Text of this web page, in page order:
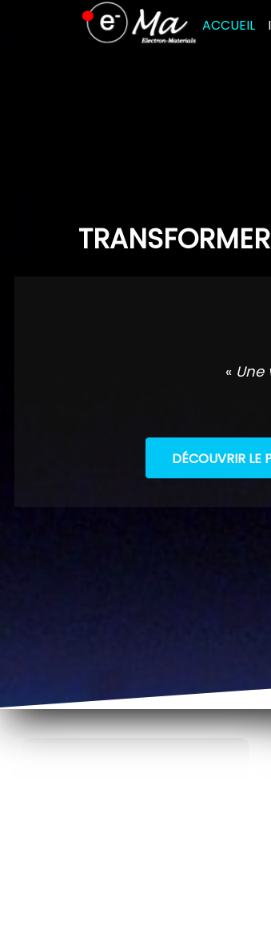
ACCUEIL
« Une
DÉCOUVRIR LE